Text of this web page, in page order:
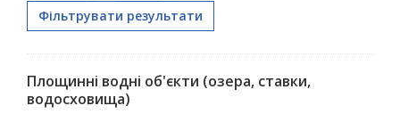
Фільтрувати результати
Площинні водні об'єкти (озера, ставки,
водосховища)